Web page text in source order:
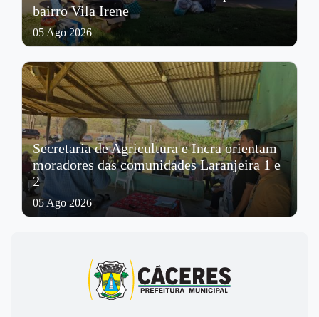
bairro Vila Irene
05 Ago 2026
Secretaria de Agricultura e Incra orientam
moradores das comunidades Laranjeira 1 e
2
05 Ago 2026